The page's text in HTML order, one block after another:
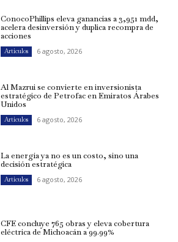
ConocoPhillips eleva ganancias a 3,951 mdd,
acelera desinversión y duplica recompra de
acciones
Artículos 6 agosto, 2026
Al Mazrui se convierte en inversionista
estratégico de Petrofac en Emiratos Árabes
Unidos
Artículos 6 agosto, 2026
La energía ya no es un costo, sino una
decisión estratégica
Artículos 6 agosto, 2026
CFE concluye 765 obras y eleva cobertura
eléctrica de Michoacán a 99.99%